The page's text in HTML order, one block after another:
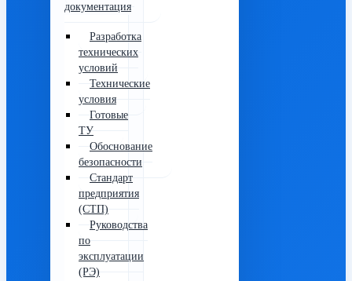
документация
Разработка
технических
условий
Технические
условия
Готовые
ТУ
Обоснование
безопасности
Стандарт
предприятия
(СТП)
Руководства
по
эксплуатации
(РЭ)